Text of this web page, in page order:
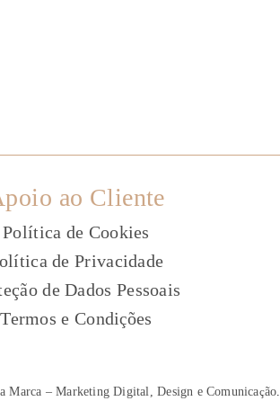
ao Cliente
Política de Cookies
de Privacidade
de Dados Pessoais
Termos e Condições
Marca – Marketing Digital, Design e Comunicação.